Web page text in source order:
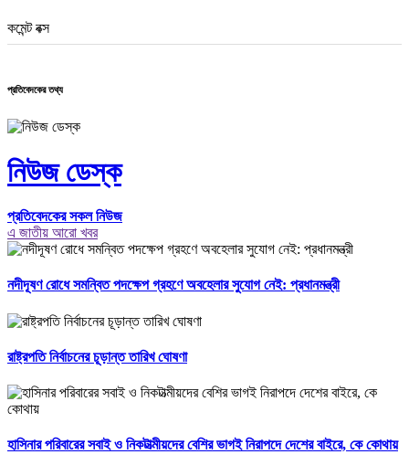
কমেন্ট বক্স
প্রতিবেদকের তথ্য
নিউজ ডেস্ক
প্রতিবেদকের সকল নিউজ
এ জাতীয় আরো খবর
নদীদূষণ রোধে সমন্বিত পদক্ষেপ গ্রহণে অবহেলার সুযোগ নেই: প্রধানমন্ত্রী
রাষ্ট্রপতি নির্বাচনের চূড়ান্ত তারিখ ঘোষণা
হাসিনার পরিবারের সবাই ও নিকটাত্মীয়দের বেশির ভাগই নিরাপদে দেশের বাইরে, কে কোথায়